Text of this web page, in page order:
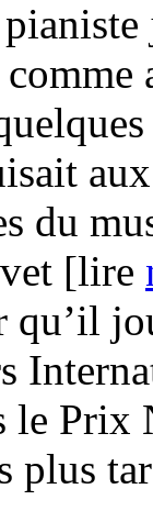
du
[lire
qu’il
le
plus